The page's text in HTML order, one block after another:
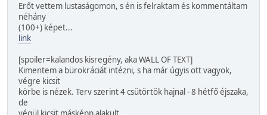
Erőt vettem lustaságomon, s én is felraktam és kommentáltam
néhány
(100+) képet...
link
[spoiler=kalandos kisregény, aka WALL OF TEXT]
Kimentem a bürokráciát intézni, s ha már úgyis ott vagyok,
végre kicsit
körbe is nézek. Terv szerint 4 csütörtök hajnal - 8 hétfő éjszaka,
de